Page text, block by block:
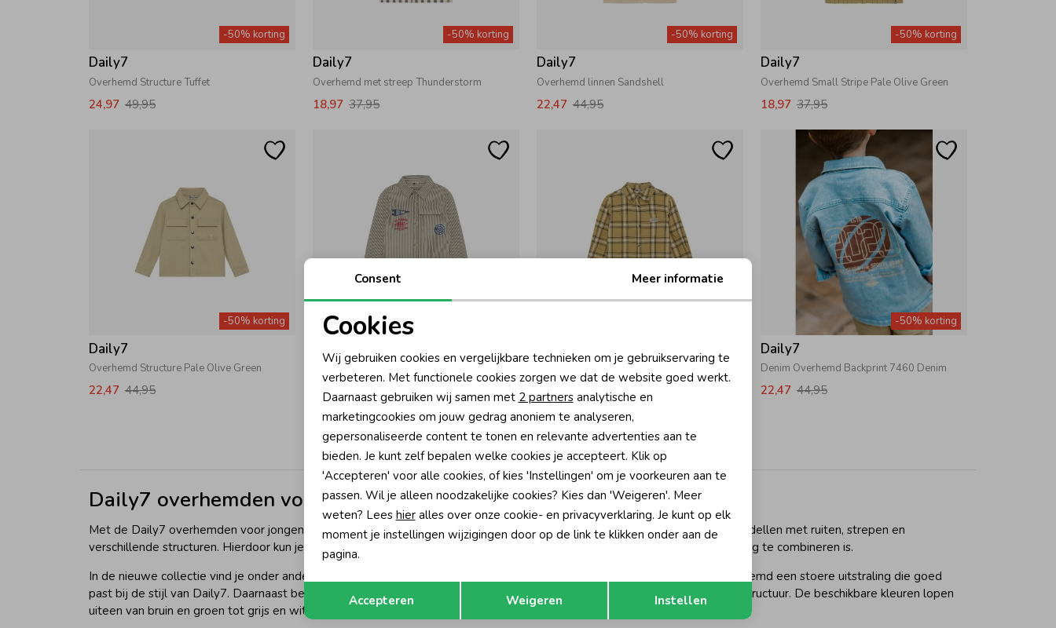
-50% korting
Daily7
Overhemd Structure Tuffet
24,97 49,95
-50% korting
Daily7
Overhemd met streep Thunderstorm
18,97 37,95
-50% korting
Daily7
Overhemd linnen Sandshell
22,47 44,95
-50% korting
Daily7
Overhemd Small Stripe Pale Olive Green
18,97 37,95
-50% korting
Daily7
Overhemd Structure Pale Olive Green
22,47 44,95
Daily7
Overhemd Small Stripe Egret
19,97 39,95
Daily7
Overhemd Check Print 3011 Light Chestnut
22,47 44,95
-50% korting
Daily7
Denim Overhemd Backprint 7460 Denim
22,47 44,95
Daily7 overhemden voor jongens
Met de Daily7 overhemden voor jongens geef je een alledaagse outfit gemakkelijk iets extra’s. De collectie bestaat uit modellen met ruiten, strepen en
verschillende structuren. Hierdoor kun je kiezen voor een opvallend overhemd of juist voor een rustiger model dat eenvoudig te combineren is.
In de nieuwe collectie vind je onder andere het Fancy ruitoverhemd in de warme kleur Ginger Root. De ruit geeft het overhemd een stoere uitstraling die goed
past bij de stijl van Daily7. Daarnaast bestaat het assortiment uit gestreepte overhemden en modellen met een subtiele structuur. De beschikbare kleuren lopen
uiteen van bruin en groen tot grijs en wit.
Noodzakelijke cookies
Analytische cookies Marketing cookies
Opslaan
Consent Meer informatie
Cookies
Wij gebruiken cookies en vergelijkbare technieken om je gebruikservaring te
verbeteren. Met functionele cookies zorgen we dat de website goed werkt.
Daarnaast gebruiken wij samen met 2 partnersanalytische en
marketingcookies om jouw gedrag anoniem te analyseren,
gepersonaliseerde content te tonen en relevante advertenties aan te
bieden. Je kunt zelf bepalen welke cookies je accepteert. Klik op
'Accepteren' voor alle cookies, of kies 'Instellingen' om je voorkeuren aan te
passen. Wil je alleen noodzakelijke cookies? Kies dan 'Weigeren'. Meer
weten? Lees hieralles over onze cookie- en privacyverklaring. Je kunt op elk
moment je instellingen wijzigingen door op de link te klikken onder aan de
pagina.
Accepteren Weigeren Instellen